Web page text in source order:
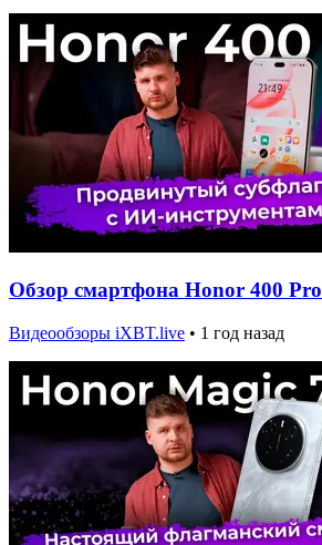
Обзор смартфона Honor 400 Pro
Видеообзоры iXBT.live • 1 год назад